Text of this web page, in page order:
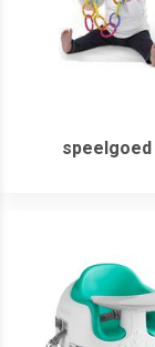
speelgoed